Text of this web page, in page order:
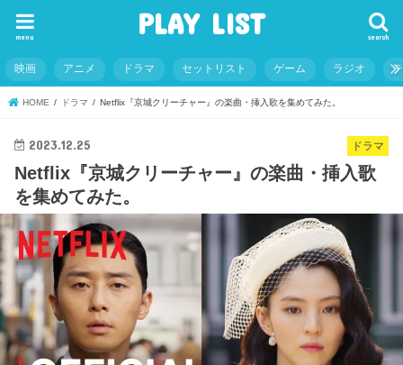
PLAY LIST search
menu
映画 アニメ ドラマ セットリスト ゲーム ラジオ
HOME ドラマ Netflix『京城クリーチャー』の楽曲・挿入歌を集めてみた。
ドラマ
2023.12.25
Netflix『京城クリーチャー』の楽曲・挿入歌
を集めてみた。